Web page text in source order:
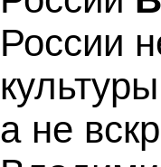
России
а не